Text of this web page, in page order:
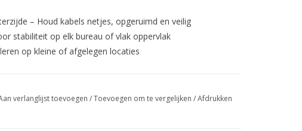
– Houd kabels netjes, opgeruimd en veilig
stabiliteit op elk bureau of vlak oppervlak
op kleine of afgelegen locaties
verlanglijst toevoegen /Toevoegen om te vergelijken /Afdrukken